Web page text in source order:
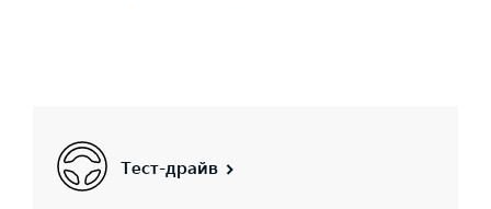
Тест-драйв